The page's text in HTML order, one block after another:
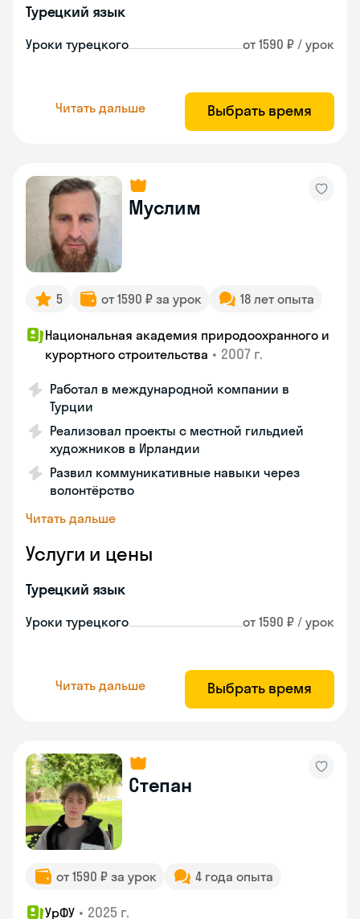
Турецкий язык
Уроки турецкого от 1590 ₽ / урок
Читать дальше Выбрать время
Муслим
5 от 1590 ₽ за урок 18 лет опыта
Национальная академия природоохранного и
курортного строительства • 2007 г.
Работал в международной компании в
Турции
Реализовал проекты с местной гильдией
художников в Ирландии
Развил коммуникативные навыки через
волонтёрство
Читать дальше
Услуги и цены
Турецкий язык
Уроки турецкого от 1590 ₽ / урок
Читать дальше Выбрать время
Степан
от 1590 ₽ за урок 4 года опыта
УрФУ • 2025 г.